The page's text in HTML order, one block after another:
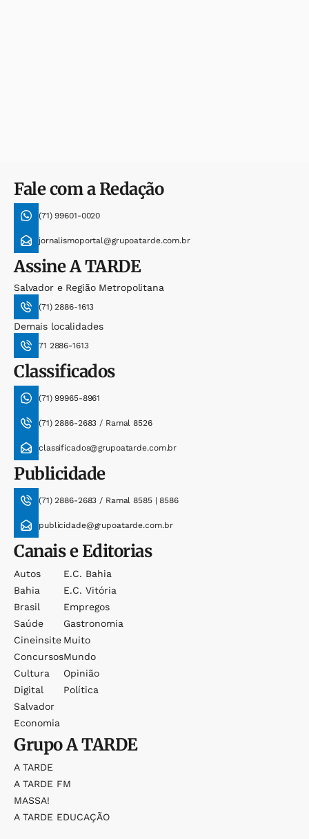
Fale com a Redação
(71) 99601-0020
jornalismoportal@grupoatarde.com.br
AssineA TARDE
Salvador e Região Metropolitana
(71) 2886-1613
Demais localidades
71 2886-1613
Classificados
(71) 99965-8961
(71) 2886-2683 / Ramal 8526
classificados@grupoatarde.com.br
Publicidade
(71) 2886-2683 / Ramal 8585 | 8586
publicidade@grupoatarde.com.br
Canais e Editorias
Autos
Bahia
Brasil
Saúde
Cineinsite
Concursos
Cultura
Digital
Salvador
Economia
E.c. Bahia
E.c. Vitória
Empregos
Gastronomia
Muito
Mundo
Opinião
Política
GrupoA TARDE
A TARDE
A TARDE FM
MASSA!
A TARDE EDUCAÇÃO